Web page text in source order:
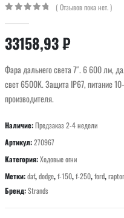
( Отзывов пока нет. )
33158,93₽
Фара дальнего света 7″. 6 600 лм,
свет 6500K. Защита IP67, питание
производителя.
Наличие:Предзаказ 2-4 недели
Артикул:270967
Категория:Ходовые огни
Метки:daf,dodge,f-150,f-250,ford,
Бренд:Strands